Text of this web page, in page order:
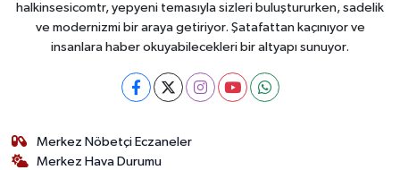
halkinsesicomtr, yepyeni temasıyla sizleri buluştururken, sadelik
ve modernizmi bir araya getiriyor. Şatafattan kaçınıyor ve
insanlara haber okuyabilecekleri bir altyapı sunuyor.
Merkez Nöbetçi Eczaneler
Merkez Hava Durumu